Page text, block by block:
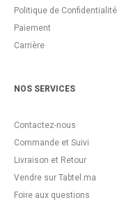
Politique de Confidentialité
Paiement
Carrière
NOS SERVICES
Contactez-nous
Commande et Suivi
Livraison et Retour
Vendre sur Tabtel.ma
Foire aux questions